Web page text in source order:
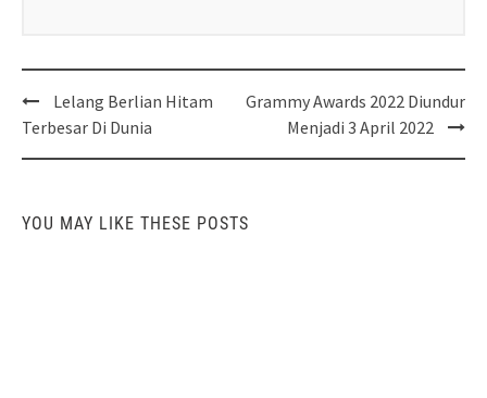
Post
navigation
Lelang Berlian Hitam
Terbesar Di Dunia
Grammy Awards 2022 Diundur
Menjadi 3 April 2022
YOU MAY LIKE THESE POSTS